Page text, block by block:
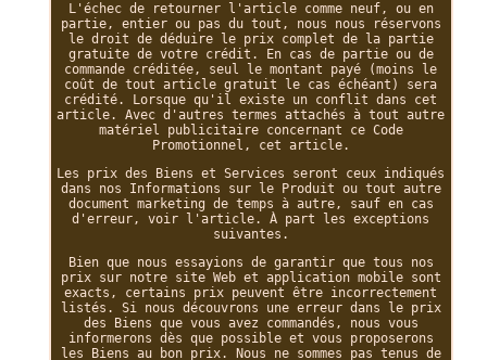
L'échec de retourner l'article comme neuf, ou en
partie, entier ou pas du tout, nous nous réservons
le droit de déduire le prix complet de la partie
gratuite de votre crédit. En cas de partie ou de
commande créditée, seul le montant payé (moins le
coût de tout article gratuit le cas échéant) sera
crédité. Lorsque qu'il existe un conflit dans cet
article. Avec d'autres termes attachés à tout autre
matériel publicitaire concernant ce Code
Promotionnel, cet article.
Les prix des Biens et Services seront ceux indiqués
dans nos Informations sur le Produit ou tout autre
document marketing de temps à autre, sauf en cas
d'erreur, voir l'article. À part les exceptions
suivantes.
Bien que nous essayions de garantir que tous nos
prix sur notre site Web et application mobile sont
exacts, certains prix peuvent être incorrectement
listés. Si nous découvrons une erreur dans le prix
des Biens que vous avez commandés, nous vous
informerons dès que possible et vous proposerons
les Biens au bon prix. Nous ne sommes pas tenus de